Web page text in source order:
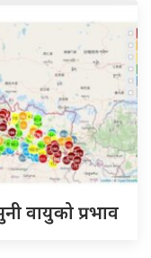
वायुको प्रभाव